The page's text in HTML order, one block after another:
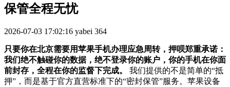
保管全程无忧
2026-07-03 17:02:16 yabei 364
只要你在北京需要用苹果手机办理应急周转，押呗郑重承诺：
我们绝不触碰你的数据，绝不登录你的账户，你的手机在你面
前封存，全程在你的监督下完成。
我们提供的不是简单的“抵
押”，而是基于官方直营标准下的“密封保管”服务。苹果设备